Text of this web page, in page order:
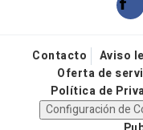
Contacto Aviso
Oferta de
Política de
Configuración de